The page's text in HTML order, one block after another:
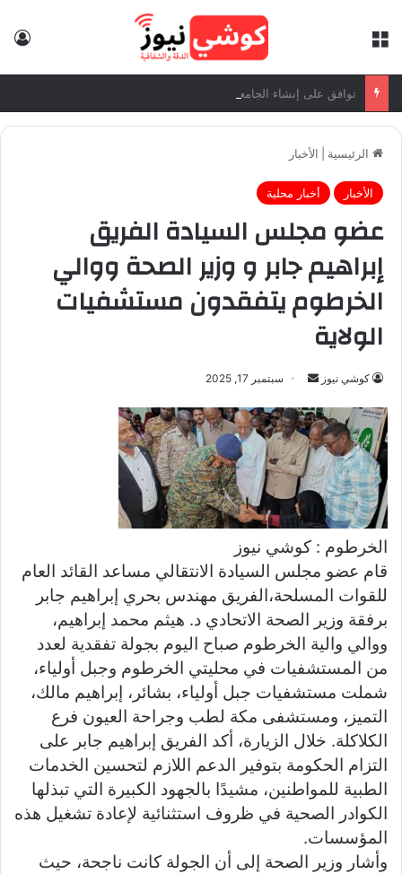
الرئيسية الأخبار
الأخبار أخبار محلية
عضو مجلس السيادة الفريق
إبراهيم جابر و وزير الصحة ووالي
الخرطوم يتفقدون مستشفيات
الولاية
كوشي نيوز
س
ل
ب
ر
د
ا
إ
ل
ك
ت
ن
ي
ا
سبتمبر 17, 2025
الخرطوم : كوشي نيوز
قام عضو مجلس السيادة الانتقالي مساعد القائد العام
للقوات المسلحة،الفريق مهندس بحري إبراهيم جابر
برفقة وزير الصحة الاتحادي د. هيثم محمد إبراهيم،
ووالي والية الخرطوم صباح اليوم بجولة تفقدية لعدد
من المستشفيات في محليتي الخرطوم وجبل أولياء،
شملت مستشفيات جبل أولياء، بشائر، إبراهيم مالك،
التميز، ومستشفى مكة لطب وجراحة العيون فرع
الكلاكلة. خلال الزيارة، أكد الفريق إبراهيم جابر على
التزام الحكومة بتوفير الدعم اللازم لتحسين الخدمات
الطبية للمواطنين، مشيدًا بالجهود الكبيرة التي تبذلها
الكوادر الصحية في ظروف استثنائية لإعادة تشغيل هذه
المؤسسات.
وأشار وزير الصحة إلى أن الجولة كانت ناجحة، حيث